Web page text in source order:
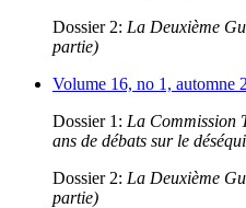
Dossier 2: La Deuxième
partie)
Volume 16, no 1, automne
Dossier 1: La Commission
ans de débats sur le
Dossier 2: La Deuxième
partie)